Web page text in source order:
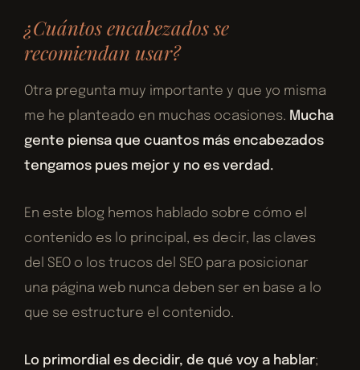
¿Cuántos encabezados se
recomiendan usar?
Otra pregunta muy importante y que yo misma
me he planteado en muchas ocasiones. Mucha
gente piensa que cuantos más encabezados
tengamos pues mejor y no es verdad.
En este blog hemos hablado sobre cómo el
contenido es lo principal, es decir, las claves
del SEO o los trucos del SEO para posicionar
una página web nunca deben ser en base a lo
que se estructure el contenido.
Lo primordial es decidir, de qué voy a hablar;